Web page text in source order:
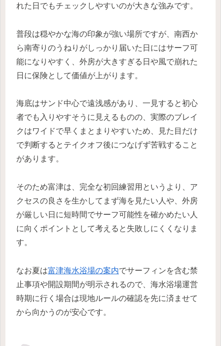
れた日でもチェックしやすいのが大きな強みです。
普段は穏やかな海の印象が強い場所ですが、南西か
ら南寄りのうねりがしっかり届いた日にはサーフ可
能になりやすく、外房が大きすぎる日や風で崩れた
日に保険として価値が上がります。
海底はサンド中心で遠浅感があり、一見すると初心
者でも入りやすそうに見えるものの、実際のブレイ
クはワイドで早くまとまりやすいため、見た目だけ
で判断するとテイクオフ後につなげず苦戦すること
があります。
そのため富津は、完全な初回練習用というより、ア
クセスの良さを生かしてまず海を見たい人や、外房
が厳しい日に短時間でサーフ可能性を確かめたい人
に向くポイントとして考えると失敗しにくくなりま
す。
なお夏は富津海水浴場の案内でサーフィンを含む禁
止事項や開設期間が明示されるので、海水浴場運営
時期に行く場合は現地ルールの確認を先に済ませて
から向かうのが安心です。